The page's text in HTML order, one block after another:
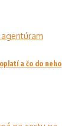
a čo do neho